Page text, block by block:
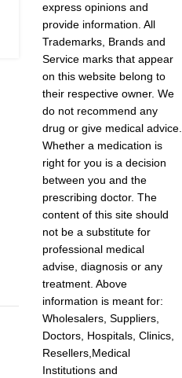
express opinions and
provide information. All
Trademarks, Brands and
Service marks that appear
on this website belong to
their respective owner. We
do not recommend any
drug or give medical advice.
Whether a medication is
right for you is a decision
between you and the
prescribing doctor. The
content of this site should
not be a substitute for
professional medical
advise, diagnosis or any
treatment. Above
information is meant for:
Wholesalers, Suppliers,
Doctors, Hospitals, Clinics,
Resellers,Medical
Institutions and